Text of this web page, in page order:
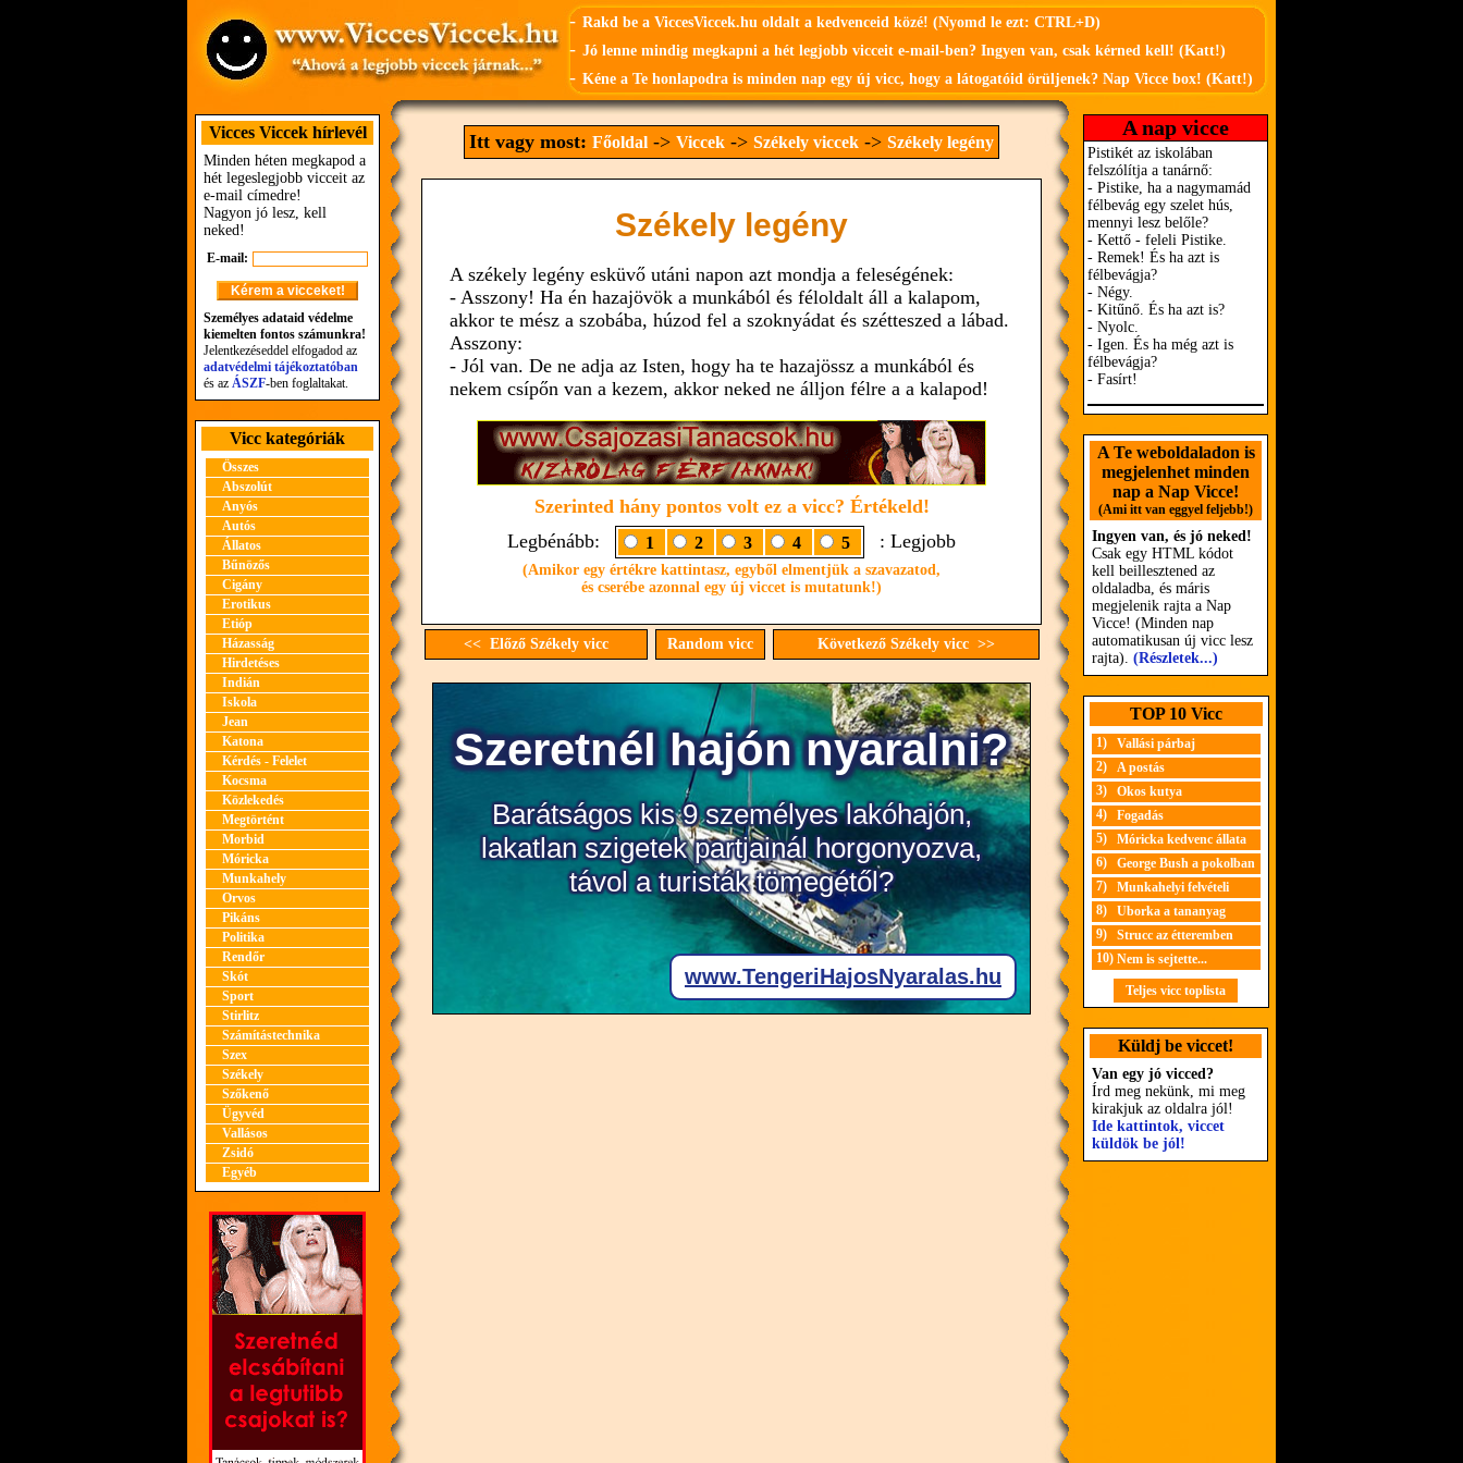
- Rakd be a ViccesViccek.hu oldalt a kedvenceid közé! (Nyomd le ezt: CTRL+D)
- Jó lenne mindig megkapni a hét legjobb vicceit e-mail-ben? Ingyen van, csak kérned kell! (Katt!)
- Kéne a Te honlapodra is minden nap egy új vicc, hogy a látogatóid örüljenek? Nap Vicce box! (Katt!)
Vicces Viccek hírlevél
Minden héten megkapod a
hét legeslegjobb vicceit az
e-mail címedre!
Nagyon jó lesz, kell
neked!
E-mail:
Személyes adataid védelme
kiemelten fontos számunkra!
Jelentkezéseddel elfogadod az
adatvédelmi tájékoztatóban
és az ÁSZF-ben foglaltakat.
Vicc kategóriák
Összes
Abszolút
Anyós
Autós
Állatos
Bűnözős
Cigány
Erotikus
Etióp
Házasság
Hirdetéses
Indián
Iskola
Jean
Katona
Kérdés - Felelet
Kocsma
Közlekedés
Megtörtént
Morbid
Móricka
Munkahely
Orvos
Pikáns
Politika
Rendőr
Skót
Sport
Stirlitz
Számítástechnika
Szex
Székely
Szőkenő
Ügyvéd
Vallásos
Zsidó
Egyéb
Itt vagy most: Főoldal -> Viccek -> Székely viccek -> Székely legény
Székely legény
A székely legény esküvő utáni napon azt mondja a feleségének:
- Asszony! Ha én hazajövök a munkából és féloldalt áll a kalapom,
akkor te mész a szobába, húzod fel a szoknyádat és szétteszed a lábad.
Asszony:
- Jól van. De ne adja az Isten, hogy ha te hazajössz a munkából és
nekem csípőn van a kezem, akkor neked ne álljon félre a a kalapod!
Szerinted hány pontos volt ez a vicc? Értékeld!
Legbénább:
1 2 3 4 5 : Legjobb
(Amikor egy értékre kattintasz, egyből elmentjük a szavazatod,
és cserébe azonnal egy új viccet is mutatunk!)
<< Előző Székely vicc Random vicc Következő Székely vicc >>
A nap vicce
A Te weboldaladon is
megjelenhet minden
nap a Nap Vicce!
(Ami itt van eggyel feljebb!)
Ingyen van, és jó neked!
Csak egy HTML kódot
kell beillesztened az
oldaladba, és máris
megjelenik rajta a Nap
Vicce! (Minden nap
automatikusan új vicc lesz
rajta). (Részletek...)
TOP 10 Vicc
1)
Vallási párbaj
2)
A postás
3)
Okos kutya
4)
Fogadás
5)
Móricka kedvenc állata
6)
George Bush a pokolban
7)
Munkahelyi felvételi
8)
Uborka a tananyag
9)
Strucc az étteremben
10) Nem is sejtette...
Teljes vicc toplista
Küldj be viccet!
Van egy jó vicced?
Írd meg nekünk, mi meg
kirakjuk az oldalra jól!
Ide kattintok, viccet
küldök be jól!